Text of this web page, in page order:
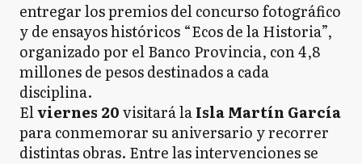
entregar los premios del concurso fotográfico
y de ensayos históricos “Ecos de la Historia”,
organizado por el Banco Provincia, con 4,8
millones de pesos destinados a cada
disciplina.
Elviernes 20visitará laIsla Martín García
para conmemorar su aniversario y recorrer
distintas obras. Entre las intervenciones se